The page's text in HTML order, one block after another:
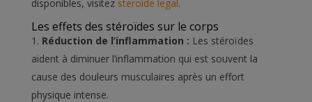
disponibles, visitez steroide legal.
Les effets des stéroïdes sur le corps
Réduction de l’inflammation : Les stéroïdes
aident à diminuer l’inflammation qui est souvent la
cause des douleurs musculaires après un effort
physique intense.